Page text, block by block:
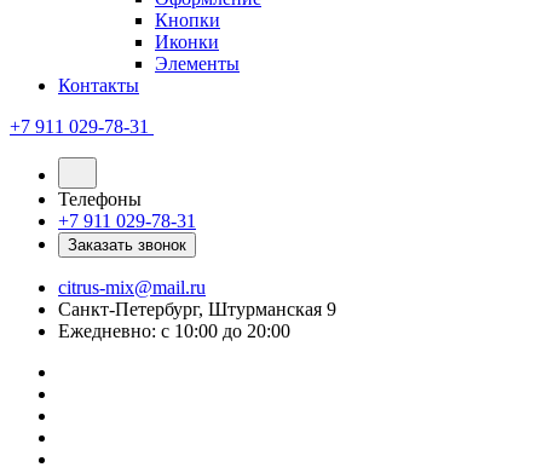
Кнопки
Иконки
Элементы
Контакты
+7 911 029-78-31
Телефоны
+7 911 029-78-31
Заказать звонок
citrus-mix@mail.ru
Санкт-Петербург, Штурманская 9
Ежедневно: с 10:00 до 20:00